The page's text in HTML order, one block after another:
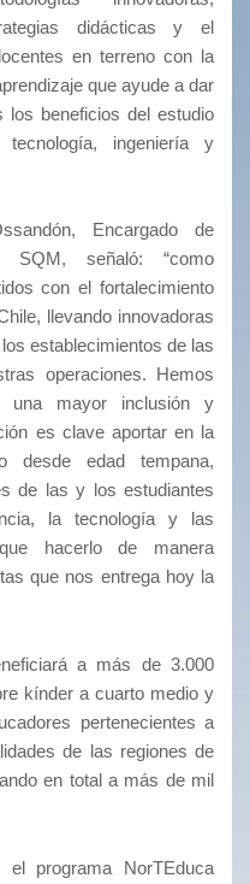
didácticas y el
en terreno con la
que ayude a dar
los beneficios del estudio
ingeniería y
Encargado de
SQM, señaló: “como
con el fortalecimiento
llevando innovadoras
establecimientos de las
operaciones. Hemos
una mayor inclusión y
es clave aportar en la
desde edad tempana,
de las y los estudiantes
la tecnología y las
hacerlo de manera
que nos entrega hoy la
a más de 3.000
kínder a cuarto medio y
pertenecientes a
de las regiones de
en total a más de mil
programa NorTEduca